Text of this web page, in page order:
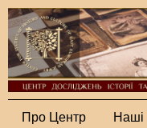
Про Центр Наші